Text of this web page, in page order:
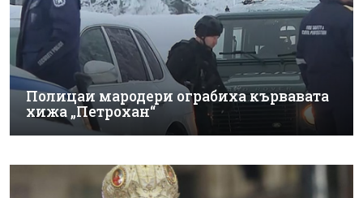
Полицаи мародери ограбиха кървавата
хижа „Петрохан“